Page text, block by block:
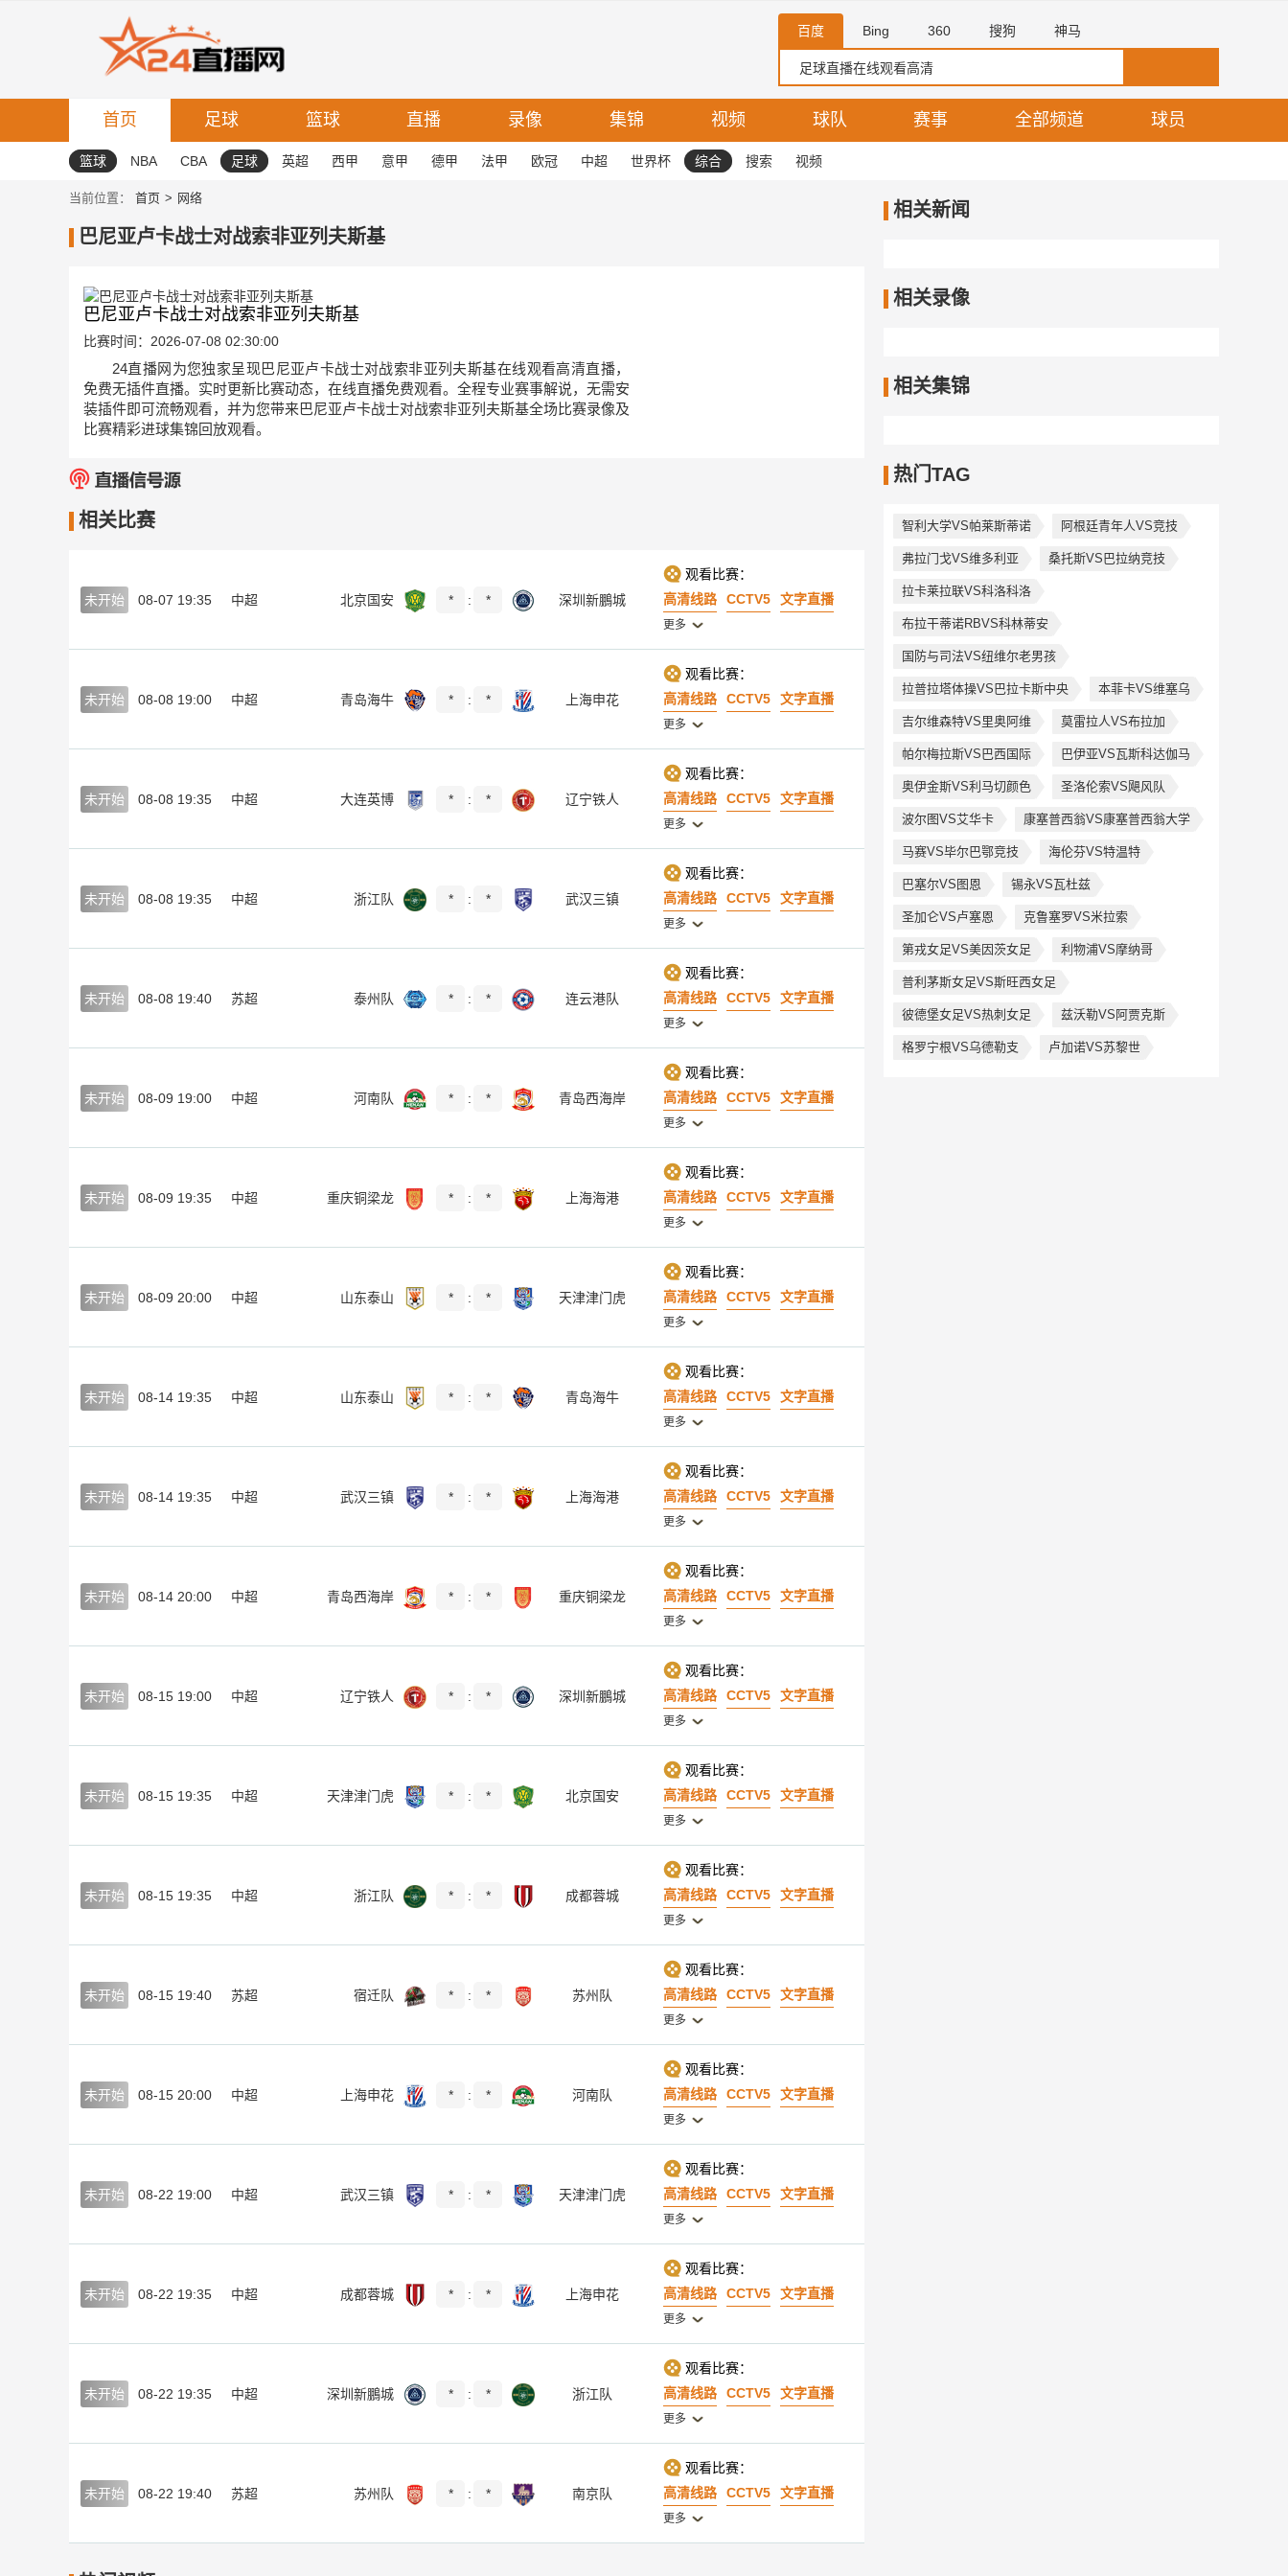
百度 Bing 360 搜狗 神马
首页 足球 篮球 直播 录像 集锦 视频 球队 赛事 全部频道 球员
篮球 NBA CBA 足球 英超 西甲 意甲 德甲 法甲 欧冠 中超 世界杯 综合 搜索 视频
当前位置： 首页 网络
巴尼亚卢卡战士对战索非亚列夫斯基
巴尼亚卢卡战士对战索非亚列夫斯基
比赛时间：2026-07-08 02:30:00
24直播网为您独家呈现巴尼亚卢卡战士对战索非亚列夫斯基在线观看高清直播，
免费无插件直播。实时更新比赛动态，在线直播免费观看。全程专业赛事解说，无需安
装插件即可流畅观看，并为您带来巴尼亚卢卡战士对战索非亚列夫斯基全场比赛录像及
比赛精彩进球集锦回放观看。
相关比赛
未开始 08-07 19:35 中超 北京国安 * : * 深圳新鵬城
观看比赛：
高清线路
CCTV5 文字直播
更多
未开始 08-08 19:00 中超 青岛海牛 * : * 上海申花
观看比赛：
高清线路
CCTV5 文字直播
更多
未开始 08-08 19:35 中超 大连英博 * : * 辽宁铁人
观看比赛：
高清线路
CCTV5 文字直播
更多
未开始 08-08 19:35 中超 浙江队 * : * 武汉三镇
观看比赛：
高清线路
CCTV5 文字直播
更多
未开始 08-08 19:40 苏超 泰州队 * : * 连云港队
观看比赛：
高清线路
CCTV5 文字直播
更多
未开始 08-09 19:00 中超 河南队 * : * 青岛西海岸
观看比赛：
高清线路
CCTV5 文字直播
更多
未开始 08-09 19:35 中超 重庆铜梁龙 * : * 上海海港
观看比赛：
高清线路
CCTV5 文字直播
更多
未开始 08-09 20:00 中超 山东泰山 * : * 天津津门虎
观看比赛：
高清线路
CCTV5 文字直播
更多
未开始 08-14 19:35 中超 山东泰山 * : * 青岛海牛
观看比赛：
高清线路
CCTV5 文字直播
更多
未开始 08-14 19:35 中超 武汉三镇 * : * 上海海港
观看比赛：
高清线路
CCTV5 文字直播
更多
未开始 08-14 20:00 中超 青岛西海岸 * : * 重庆铜梁龙
观看比赛：
高清线路
CCTV5 文字直播
更多
未开始 08-15 19:00 中超 辽宁铁人 * : * 深圳新鵬城
观看比赛：
高清线路
CCTV5 文字直播
更多
未开始 08-15 19:35 中超 天津津门虎 * : * 北京国安
观看比赛：
高清线路
CCTV5 文字直播
更多
未开始 08-15 19:35 中超 浙江队 * : * 成都蓉城
观看比赛：
高清线路
CCTV5 文字直播
更多
未开始 08-15 19:40 苏超 宿迁队 * : * 苏州队
观看比赛：
高清线路
CCTV5 文字直播
更多
未开始 08-15 20:00 中超 上海申花 * : * 河南队
观看比赛：
高清线路
CCTV5 文字直播
更多
未开始 08-22 19:00 中超 武汉三镇 * : * 天津津门虎
观看比赛：
高清线路
CCTV5 文字直播
更多
未开始 08-22 19:35 中超 成都蓉城 * : * 上海申花
观看比赛：
高清线路
CCTV5 文字直播
更多
未开始 08-22 19:35 中超 深圳新鵬城 * : * 浙江队
观看比赛：
高清线路
CCTV5 文字直播
更多
未开始 08-22 19:40 苏超 苏州队 * : * 南京队
观看比赛：
高清线路
CCTV5 文字直播
更多
相关新闻
相关录像
相关集锦
热门TAG
智利大学VS帕莱斯蒂诺 阿根廷青年人VS竞技
弗拉门戈VS维多利亚 桑托斯VS巴拉纳竞技
拉卡莱拉联VS科洛科洛
布拉干蒂诺RBVS科林蒂安
国防与司法VS纽维尔老男孩
拉普拉塔体操VS巴拉卡斯中央 本菲卡VS维塞乌
吉尔维森特VS里奥阿维 莫雷拉人VS布拉加
帕尔梅拉斯VS巴西国际 巴伊亚VS瓦斯科达伽马
奥伊金斯VS利马切颜色 圣洛伦索VS飓风队
波尔图VS艾华卡 康塞普西翁VS康塞普西翁大学
马赛VS毕尔巴鄂竞技 海伦芬VS特温特
巴塞尔VS图恩 锡永VS瓦杜兹
圣加仑VS卢塞恩 克鲁塞罗VS米拉索
第戎女足VS美因茨女足 利物浦VS摩纳哥
普利茅斯女足VS斯旺西女足
彼德堡女足VS热刺女足 兹沃勒VS阿贾克斯
格罗宁根VS乌德勒支 卢加诺VS苏黎世